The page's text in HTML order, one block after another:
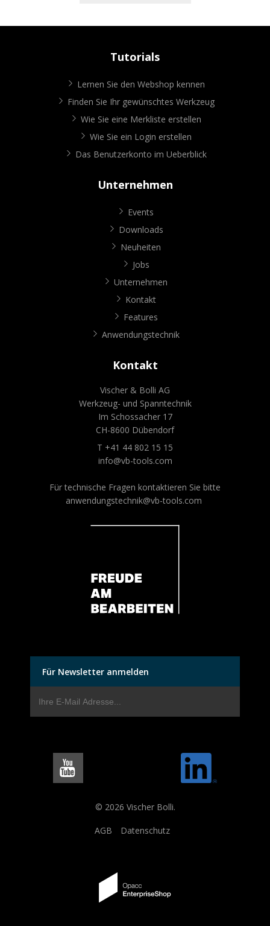
Tutorials
Lernen Sie den Webshop kennen
Finden Sie Ihr gewünschtes Werkzeug
Wie Sie eine Merkliste erstellen
Wie Sie ein Login erstellen
Das Benutzerkonto im Ueberblick
Unternehmen
Events
Downloads
Neuheiten
Jobs
Unternehmen
Kontakt
Features
Anwendungstechnik
Kontakt
Vischer & Bolli AG
Werkzeug- und Spanntechnik
Im Schossacher 17
CH-8600 Dübendorf
T +41 44 802 15 15
info@vb-tools.com
Für technische Fragen kontaktieren Sie bitte
anwendungstechnik@vb-tools.com
Für Newsletter anmelden
© 2026 Vischer Bolli.
AGB Datenschutz